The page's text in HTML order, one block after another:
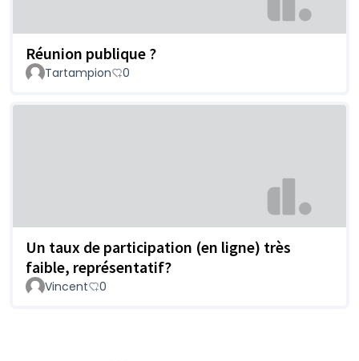
Réunion publique ?
Tartampion 0
Un taux de participation (en ligne) très
faible, représentatif?
Vincent 0